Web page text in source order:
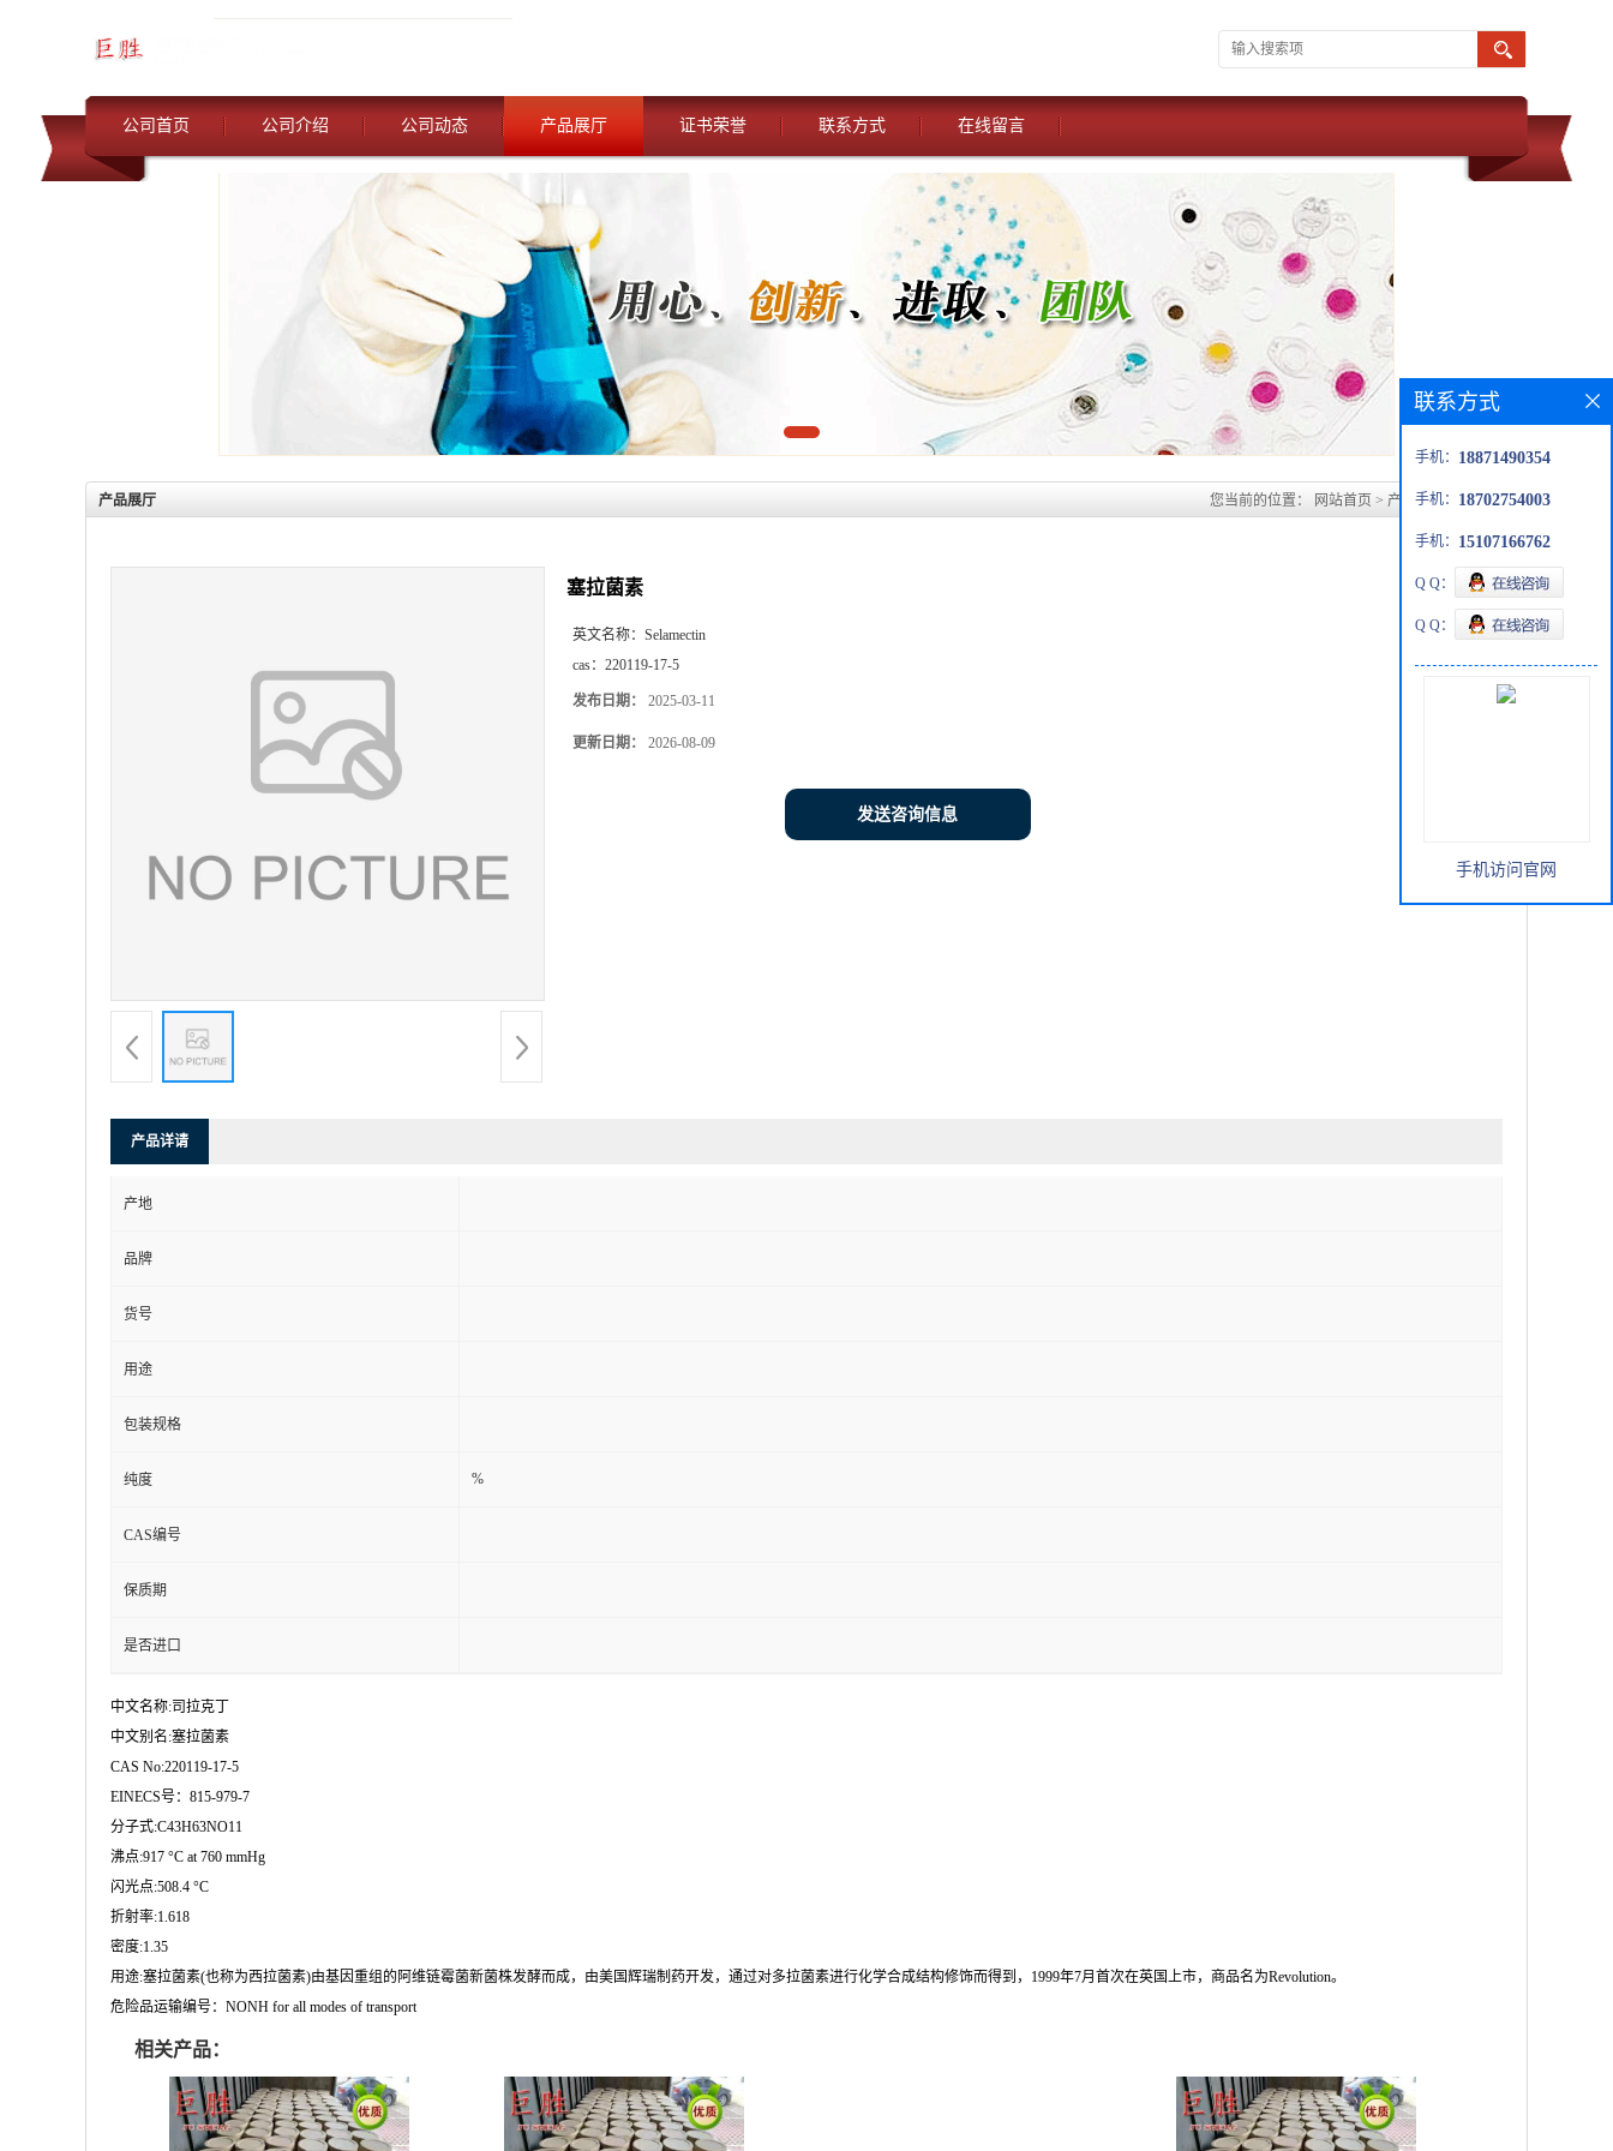
公司首页 公司介绍 公司动态 产品展厅 证书荣誉 联系方式 在线留言
产品展厅 您当前的位置： 网站首页 > 产品展厅> 塞拉菌素
塞拉菌素
英文名称： Selamectin
cas： 220119-17-5
发布日期： 2025-03-11
更新日期： 2026-08-09
发送咨询信息
产品详请
产地
品牌
货号
用途
包装规格
纯度 %
CAS编号
保质期
是否进口
中文名称:司拉克丁
中文别名:塞拉菌素
CAS No:220119-17-5
EINECS号：815-979-7
分子式:C43H63NO11
沸点:917 °C at 760 mmHg
闪光点:508.4 °C
折射率:1.618
密度:1.35
用途:塞拉菌素(也称为西拉菌素)由基因重组的阿维链霉菌新菌株发酵而成，由美国辉瑞制药开发，通过对多拉菌素进行化学合成结构修饰而得到，1999年7月首次在英国上市，商品名为Revolution。
危险品运输编号：NONH for all modes of transport
相关产品：
联系方式
手机： 18871490354
手机： 18702754003
手机： 15107166762
Q Q：
Q Q：
手机访问官网